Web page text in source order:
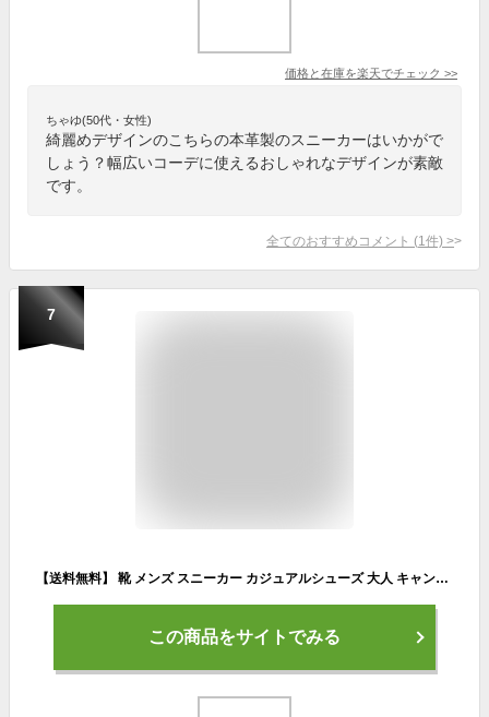
価格と在庫を楽天でチェック >>
ちゃゆ(50代・女性)
綺麗めデザインのこちらの本革製のスニーカーはいかがで
しょう？幅広いコーデに使えるおしゃれなデザインが素敵
です。
全てのおすすめコメント (1 件) >
7
【送料無料】 靴 メンズ スニーカー カジュアルシューズ 大人 キャンバス メンズシューズ メンズスニーカー デッキシューズ 軽量 men's sneaker 人気 靴/2025新作 冬 トレンド
この商品をサイトでみる